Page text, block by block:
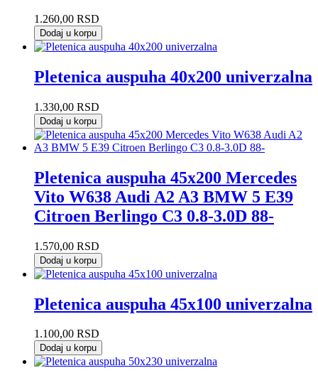
1.260,00 RSD
Dodaj u korpu
Pletenica auspuha 40x200 univerzalna
1.330,00 RSD
Dodaj u korpu
Pletenica auspuha 45x200 Mercedes
Vito W638 Audi A2 A3 BMW 5 E39
Citroen Berlingo C3 0.8-3.0D 88-
1.570,00 RSD
Dodaj u korpu
Pletenica auspuha 45x100 univerzalna
1.100,00 RSD
Dodaj u korpu